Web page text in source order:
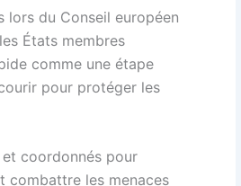
lors du Conseil européen
les États membres
comme une étape
pour protéger les
coordonnés pour
combattre les menaces